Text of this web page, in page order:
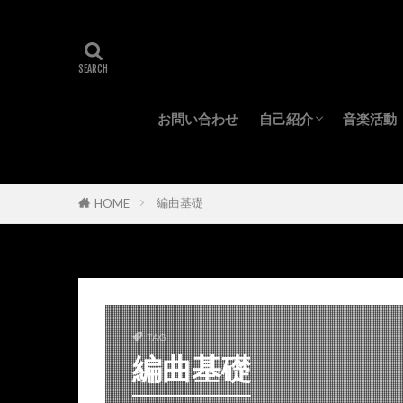
お問い合わせ 自己紹介 音楽活動
HOME 編曲基礎
TAG
編曲基礎